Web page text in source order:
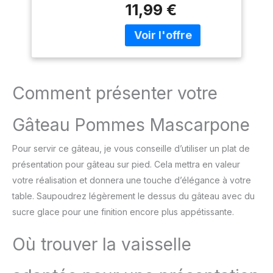
résistant que l'aluminium
traditionnel Alliage ultra
écologique, nécessitant
jusqu'à 95 percent
d'énergie en moins pour
l'extraction d'aluminium
: produit recyclable avec
revêtement antiadhésif
sûr (pas de PFOA, pas de
plomb, pas de cadmium)
que ceux exigés par la
réglementation en
vigueur sur le contact
ni cadmium signifie sans
addition intentionnelle de
DURABILITE : fabriqué en
aluminium 100 % recyclé,
2 fois plus résistant que
chaleur FABRIQUE EN
ALUMINIUM 100%
RECYCLE : jusqu'à 2 fois
plus résistant que
Alliage ultra écologique
nécessitant jusqu'à 95%
d'énergie en moins pour
sa fabrication ECO-
recyclable FACILE A
lave-vaisselle FABRIQUE
11,99 €
Comment présenter votre
Gâteau Pommes Mascarpone
Pour servir ce gâteau, je vous conseille d’utiliser un plat de
présentation pour gâteau sur pied. Cela mettra en valeur
votre réalisation et donnera une touche d’élégance à votre
table. Saupoudrez légèrement le dessus du gâteau avec du
sucre glace pour une finition encore plus appétissante.
Où trouver la vaisselle